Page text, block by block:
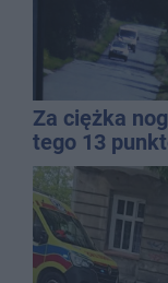
Za ciężka
tego 13